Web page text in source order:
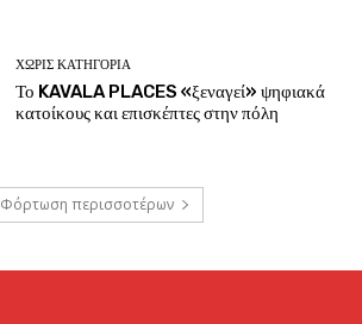
ΧΩΡΊΣ ΚΑΤΗΓΟΡΊΑ
Το KAVALA PLACES «ξεναγεί» ψηφιακά
κατοίκους και επισκέπτες στην πόλη
Φόρτωση περισσοτέρων